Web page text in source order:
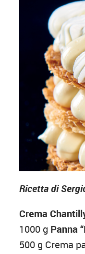
Ricetta di
Crema
1000 g Panna
500 g Crema